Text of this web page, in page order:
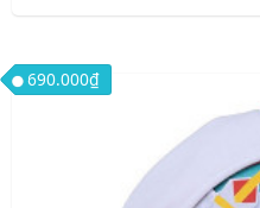
690.000₫